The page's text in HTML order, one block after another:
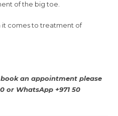
of the big toe.
it comes to treatment of
an appointment please
or WhatsApp +971 50